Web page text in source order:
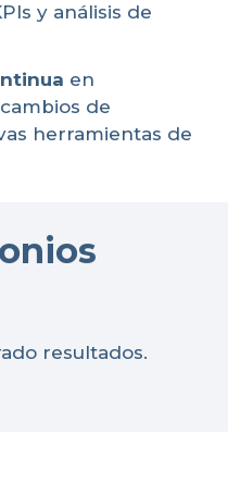
y análisis de
en
cambios de
herramientas de
resultados.